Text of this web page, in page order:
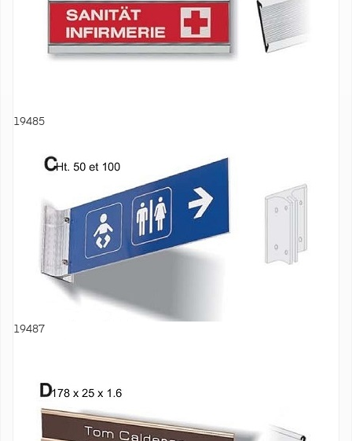
19485
19487